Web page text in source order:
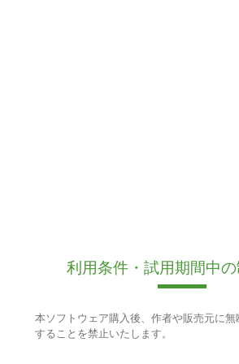
利用条件・試用期間中
本ソフトウェア購入後、作者や販売元に
することを禁止いたします。